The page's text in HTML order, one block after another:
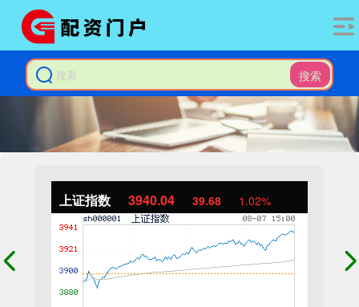
搜索
上证指数 3940.04 39.68 1.02%